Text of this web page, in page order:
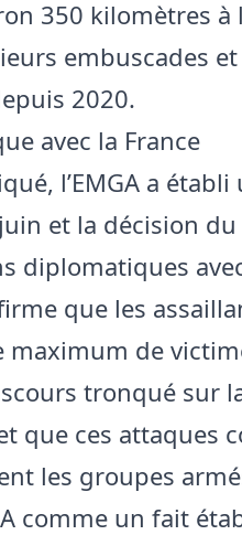
350 kilomètres à
embuscades
2020.
avec la France
l’EMGA a
et la décision du
diplomatiques
que les
maximum de
tronqué sur
que ces attaques
les groupes
comme un fait